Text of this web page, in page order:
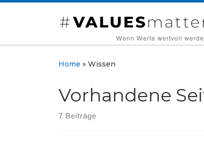
‎Wenn Werte wertvoll
Home » Wissen
Vorhandene
7 Beiträge